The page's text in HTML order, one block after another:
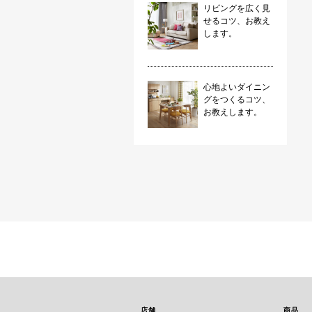
リビングを広く見
せるコツ、お教え
します。
心地よいダイニン
グをつくるコツ、
お教えします。
店舗 商品